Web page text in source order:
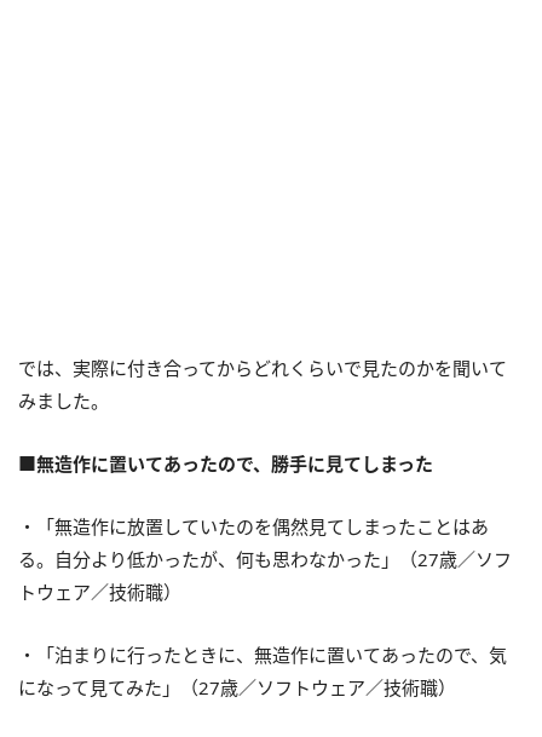
では、実際に付き合ってからどれくらいで見たのかを聞いて
みました。
■無造作に置いてあったので、勝手に見てしまった
・「無造作に放置していたのを偶然見てしまったことはあ
る。自分より低かったが、何も思わなかった」（27歳／ソフ
トウェア／技術職）
・「泊まりに行ったときに、無造作に置いてあったので、気
になって見てみた」（27歳／ソフトウェア／技術職）